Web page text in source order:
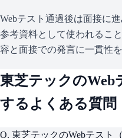
Webテスト通過後は面接に
参考資料として使われるこ
容と面接での発言に一貫性
東芝テックのWeb
するよくある質問
Q. 東芝テックのWebテスト